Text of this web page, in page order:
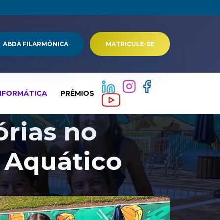
ABDA FILARMÔNICA MATRICULE-SE
PRÊMIOS
no